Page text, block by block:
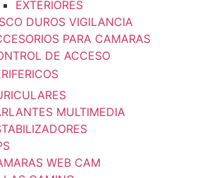
EXTERIORES
DUROS VIGILANCIA
PARA CAMARAS
DE ACCESO
MULTIMEDIA
WEB CAM